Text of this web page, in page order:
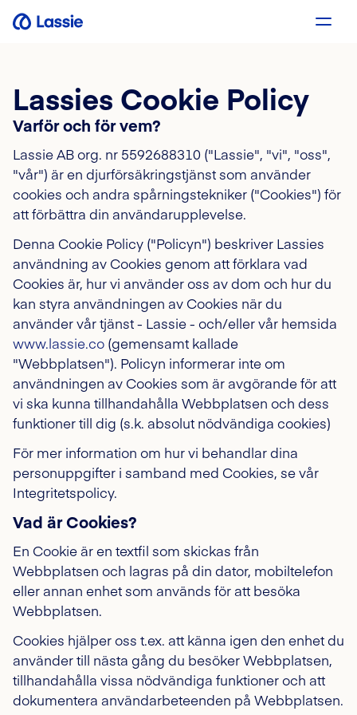
Lassies Cookie Policy
Varför och för vem?
Lassie AB org. nr 5592688310 ("Lassie", "vi", "oss",
"vår") är en djurförsäkringstjänst som använder
cookies och andra spårningstekniker ("Cookies") för
att förbättra din användarupplevelse.
Denna Cookie Policy ("Policyn") beskriver Lassies
användning av Cookies genom att förklara vad
Cookies är, hur vi använder oss av dom och hur du
kan styra användningen av Cookies när du
använder vår tjänst - Lassie - och/eller vår hemsida
www.lassie.co (gemensamt kallade
"Webbplatsen"). Policyn informerar inte om
användningen av Cookies som är avgörande för att
vi ska kunna tillhandahålla Webbplatsen och dess
funktioner till dig (s.k. absolut nödvändiga cookies)
För mer information om hur vi behandlar dina
personuppgifter i samband med Cookies, se vår
Integritetspolicy.
Vad är Cookies?
En Cookie är en textfil som skickas från
Webbplatsen och lagras på din dator, mobiltelefon
eller annan enhet som används för att besöka
Webbplatsen.
Cookies hjälper oss t.ex. att känna igen den enhet du
använder till nästa gång du besöker Webbplatsen,
tillhandahålla vissa nödvändiga funktioner och att
dokumentera användarbeteenden på Webbplatsen.